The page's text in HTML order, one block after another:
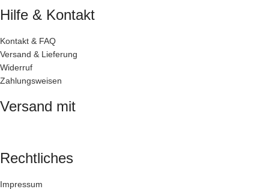
Hilfe & Kontakt
Kontakt & FAQ
Versand & Lieferung
Widerruf
Zahlungsweisen
Versand mit
Rechtliches
Impressum